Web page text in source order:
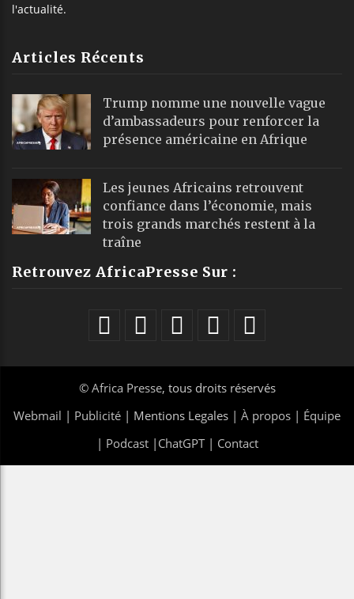
l'actualité.
Articles Récents
Trump nomme une nouvelle vague
d’ambassadeurs pour renforcer la
présence américaine en Afrique
Les jeunes Africains retrouvent
confiance dans l’économie, mais
trois grands marchés restent à la
traîne
Retrouvez AfricaPresse Sur :
© Africa Presse, tous droits réservés
Webmail | Publicité | Mentions Legales | À propos | Équipe
| Podcast| ChatGPT| Contact